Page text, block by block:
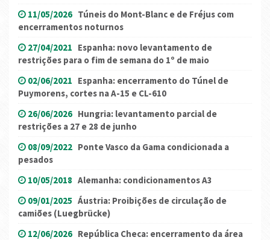
11/05/2026 Túneis do Mont-Blanc e de Fréjus com
encerramentos noturnos
27/04/2021 Espanha: novo levantamento de
restrições para o fim de semana do 1º de maio
02/06/2021 Espanha: encerramento do Túnel de
Puymorens, cortes na A-15 e CL-610
26/06/2026 Hungria: levantamento parcial de
restrições a 27 e 28 de junho
08/09/2022 Ponte Vasco da Gama condicionada a
pesados
10/05/2018 Alemanha: condicionamentos A3
09/01/2025 Áustria: Proibições de circulação de
camiões (Luegbrücke)
12/06/2026 República Checa: encerramento da área